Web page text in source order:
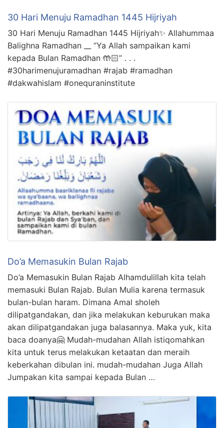
30 Hari Menuju Ramadhan 1445 Hijriyah
30 Hari Menuju Ramadhan 1445 Hijriyah✨ Allahummaa
Balighna Ramadhan __ “Ya Allah sampaikan kami
kepada Bulan Ramadhan 🤲🏻” . . .
#30harimenujuramadhan #rajab #ramadhan
#dakwahislam #onequraninstitute
Do’a Memasukin Bulan Rajab
Do’a Memasukin Bulan Rajab Alhamdulillah kita telah
memasuki Bulan Rajab. Bulan Mulia karena termasuk
bulan-bulan haram. Dimana Amal sholeh
dilipatgandakan, dan jika melakukan keburukan maka
akan dilipatgandakan juga balasannya. Maka yuk, kita
baca doanya🤗 Mudah-mudahan Allah istiqomahkan
kita untuk terus melakukan ketaatan dan meraih
keberkahan dibulan ini. mudah-mudahan Juga Allah
Jumpakan kita sampai kepada Bulan …